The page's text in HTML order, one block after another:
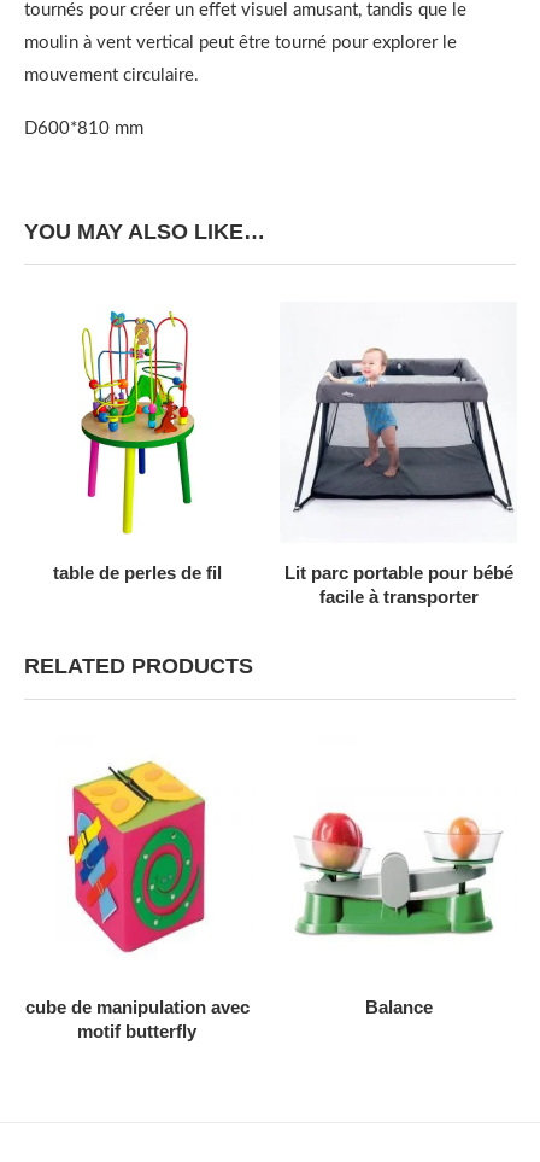
tournés pour créer un effet visuel amusant, tandis que le
moulin à vent vertical peut être tourné pour explorer le
mouvement circulaire.
D600*810 mm
YOU MAY ALSO LIKE…
AJOUTER AU DEVIS
table de perles de fil AJOUTER AU DEVIS
Lit parc portable pour bébé
facile à transporter
RELATED PRODUCTS
AJOUTER AU DEVIS
cube de manipulation avec
motif butterfly
AJOUTER AU DEVIS
Balance